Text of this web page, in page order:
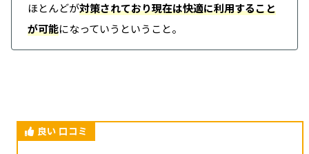
•優先度：個人投資家＞機関投資家
•「不注意ではなく、高度な攻撃」と説明し、
PCブラウザ版とスマホアプリ両方使ってます
が、PC版に比べて指値の水平ラインが暗すぎて
目を近づけないと見る事が出来ません。
すね。
ほとんどが対策されており現在は快適に利用すること
が可能になっていうということ。
良い 口コミ